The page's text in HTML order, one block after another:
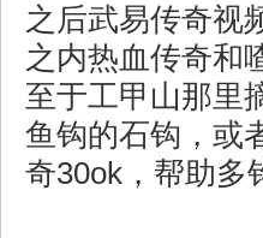
之后武易传奇视
之内热血传奇和
至于工甲山那里
鱼钩的石钩，或
奇30ok，帮助多